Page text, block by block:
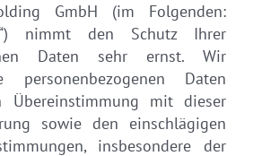
GmbH (im Folgenden:
nimmt den Schutz Ihrer
Daten sehr ernst. Wir
personenbezogenen Daten
Übereinstimmung mit dieser
sowie den einschlägigen
insbesondere der